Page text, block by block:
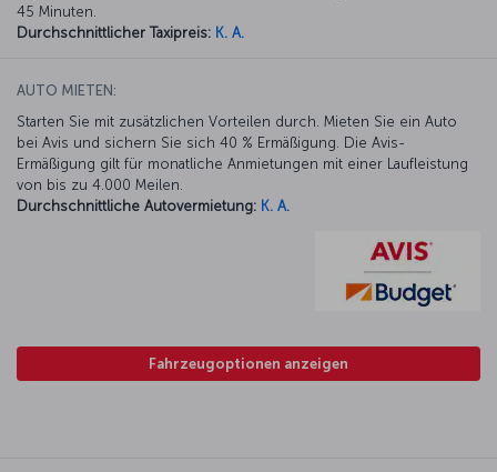
45 Minuten.
Durchschnittlicher Taxipreis: K. A.
AUTO MIETEN:
Starten Sie mit zusätzlichen Vorteilen durch. Mieten Sie ein Auto
bei Avis und sichern Sie sich 40 % Ermäßigung. Die Avis-
Ermäßigung gilt für monatliche Anmietungen mit einer Laufleistung
von bis zu 4.000 Meilen.
Durchschnittliche Autovermietung: K. A.
Fahrzeugoptionen anzeigen